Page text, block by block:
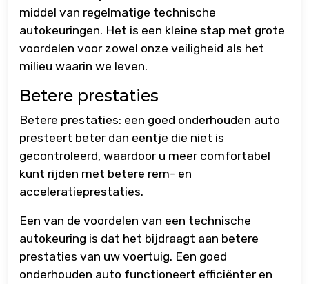
middel van regelmatige technische
autokeuringen. Het is een kleine stap met grote
voordelen voor zowel onze veiligheid als het
milieu waarin we leven.
Betere prestaties
Betere prestaties: een goed onderhouden auto
presteert beter dan eentje die niet is
gecontroleerd, waardoor u meer comfortabel
kunt rijden met betere rem- en
acceleratieprestaties.
Een van de voordelen van een technische
autokeuring is dat het bijdraagt aan betere
prestaties van uw voertuig. Een goed
onderhouden auto functioneert efficiënter en